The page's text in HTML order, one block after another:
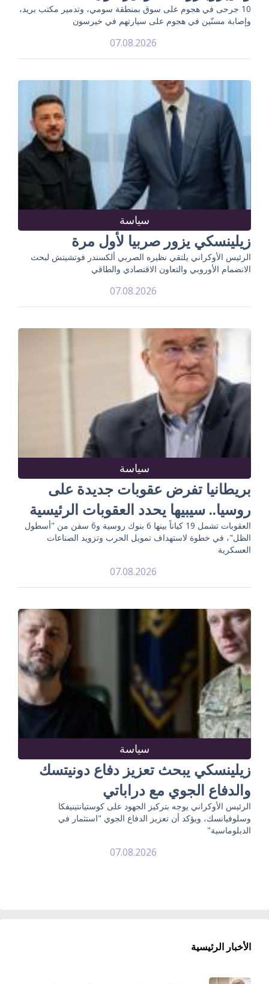
10 جرحى في هجوم على سوق بمنطقة سومي، وتدمير مكتب بريد،
وإصابة مسنّين في هجوم على سيارتهم في خيرسون
07.08.2026
سياسة
زيلينسكي يزور صربيا لأول مرة
الرئيس الأوكراني يلتقي نظيره الصربي ألكسندر فوتشيتش لبحث
الانضمام الأوروبي والتعاون الاقتصادي والطاقي
07.08.2026
سياسة
بريطانيا تفرض عقوبات جديدة على
روسيا.. سيبيها يحدد العقوبات الرئيسية
العقوبات تشمل 19 كياناً بينها 6 بنوك روسية و6 سفن من "أسطول
الظل"، في خطوة لاستهداف تمويل الحرب وتزويد الصناعات
العسكرية
07.08.2026
سياسة
زيلينسكي يبحث تعزيز دفاع دونيتسك
والدفاع الجوي مع دراباتي
الرئيس الأوكراني يوجه بتركيز الجهود على كوستيانتينيفكا
وسلوفيانسك، ويؤكد أن تعزيز الدفاع الجوي "استثمار في
الدبلوماسية"
07.08.2026
الأخبار الرئيسية